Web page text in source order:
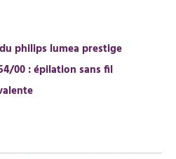
philips lumea prestige
00 : épilation sans fil